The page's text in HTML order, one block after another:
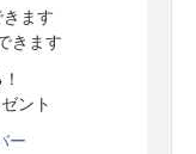
ます
きます
ント
ー